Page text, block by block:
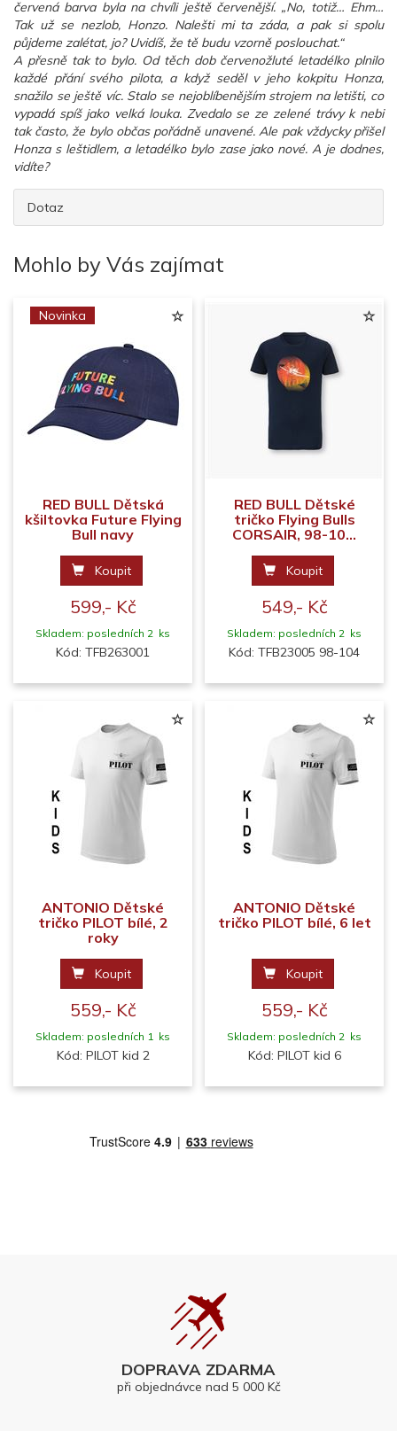
červená barva byla na chvíli ještě červenější. „No, totiž… Ehm…
Tak už se nezlob, Honzo. Nalešti mi ta záda, a pak si spolu
půjdeme zalétat, jo? Uvidíš, že tě budu vzorně poslouchat.“
A přesně tak to bylo. Od těch dob červenožluté letadélko plnilo
každé přání svého pilota, a když seděl v jeho kokpitu Honza,
snažilo se ještě víc. Stalo se nejoblíbenějším strojem na letišti, co
vypadá spíš jako velká louka. Zvedalo se ze zelené trávy k nebi
tak často, že bylo občas pořádně unavené. Ale pak vždycky přišel
Honza s leštidlem, a letadélko bylo zase jako nové. A je dodnes,
vidíte?
Dotaz
Mohlo by Vás zajímat
Novinka
RED BULL Dětská
kšiltovka Future Flying
Bull navy
Koupit
599,- Kč
Skladem: posledních 2 ks
Kód: TFB263001
RED BULL Dětské
tričko Flying Bulls
CORSAIR, 98-10...
Koupit
549,- Kč
Skladem: posledních 2 ks
Kód: TFB23005 98-104
ANTONIO Dětské
tričko PILOT bílé, 2
roky
Koupit
559,- Kč
Skladem: posledních 1 ks
Kód: PILOT kid 2
ANTONIO Dětské
tričko PILOT bílé, 6 let
Koupit
559,- Kč
Skladem: posledních 2 ks
Kód: PILOT kid 6
DOPRAVA ZDARMA
při objednávce nad 5 000 Kč